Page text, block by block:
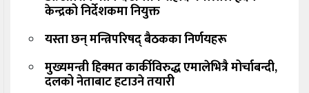
केन्द्रको निर्देशकमा नियुक्त
यस्ता छन् मन्त्रिपरिषद् बैठकका निर्णयहरू
मुख्यमन्त्री हिक्मत कार्कीविरुद्ध एमालेभित्रै मोर्चाबन्दी,
दलको नेताबाट हटाउने तयारी